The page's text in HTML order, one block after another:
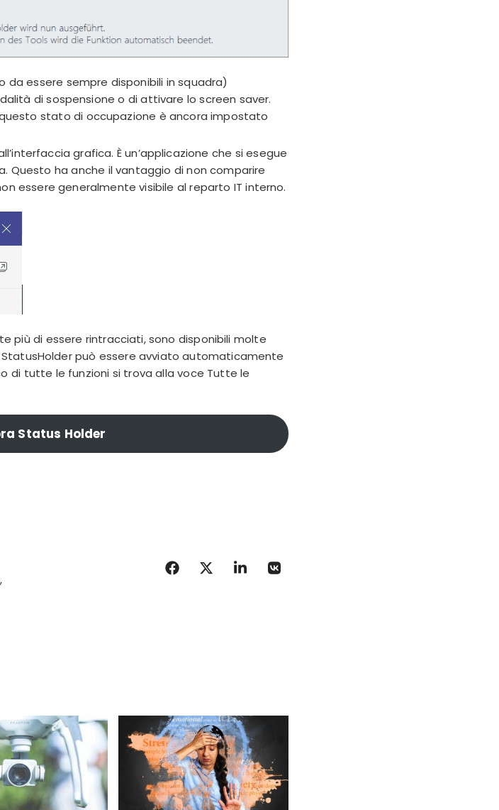
essere sempre disponibili in squadra)
di sospensione o di attivare lo screen saver.
stato di occupazione è ancora impostato
grafica. È un’applicazione che si esegue
Questo ha anche il vantaggio di non comparire
essere generalmente visibile alreparto IT interno.
più di essere rintracciati, sono disponibili molte
può essere avviato automaticamente
di tutte le funzioni si trova alla voce Tutte le
Status Holder